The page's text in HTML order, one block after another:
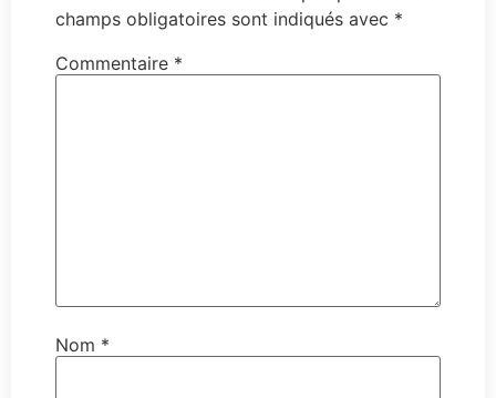
champs obligatoires sont indiqués avec *
Commentaire *
Nom *